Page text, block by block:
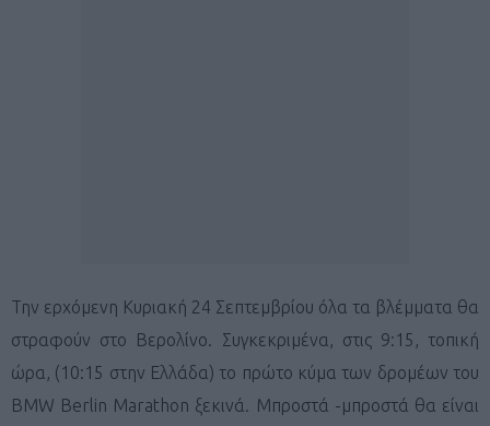
Την ερχόμενη Κυριακή 24 Σεπτεμβρίου όλα τα βλέμματα θα
στραφούν στο Βερολίνο. Συγκεκριμένα, στις 9:15, τοπική
ώρα, (10:15 στην Ελλάδα) το πρώτο κύμα των δρομέων του
BMW Berlin Marathon ξεκινά. Μπροστά -μπροστά θα είναι